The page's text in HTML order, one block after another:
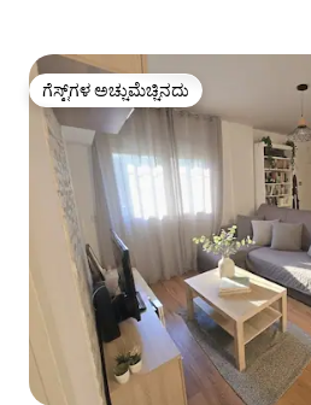
ಗೆಸ್ಟ್‌ಗಳ ಅಚ್ಚುಮೆಚ್ಚಿನದು
ಗೆಸ್ಟ್‌ಗಳ ಅಚ್ಚುಮೆಚ್ಚಿನದು